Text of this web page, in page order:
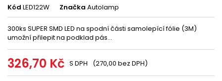
Kód LED122W Značka Autolamp
300ks SUPER SMD LED na spodní části samolepící fólie (3M)
umožní přilepit na podklad pás...
326,70 Kč S DPH (270,00 bez DPH)